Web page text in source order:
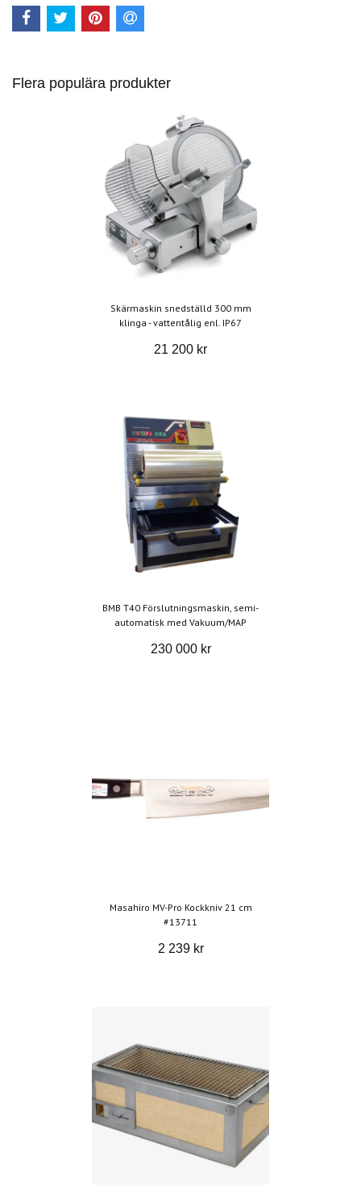
Flera populära produkter
Skärmaskin snedställd 300 mm
klinga - vattentålig enl. IP67
21 200 kr
BMB T40 Förslutningsmaskin, semi-
automatisk med Vakuum/MAP
230 000 kr
Masahiro MV-Pro Kockkniv 21 cm
#13711
2 239 kr